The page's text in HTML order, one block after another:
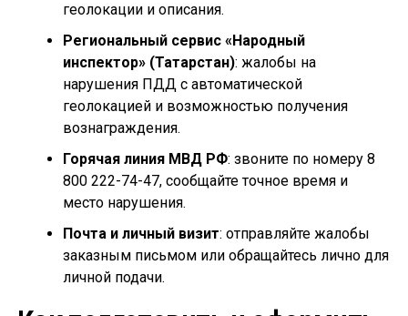
геолокации и описания.
Региональный сервис «Народный
инспектор» (Татарстан): жалобы на
нарушения ПДД с автоматической
геолокацией и возможностью получения
вознаграждения.
Горячая линия МВД РФ: звоните по номеру 8
800 222-74-47, сообщайте точное время и
место нарушения.
Почта и личный визит: отправляйте жалобы
заказным письмом или обращайтесь лично для
личной подачи.